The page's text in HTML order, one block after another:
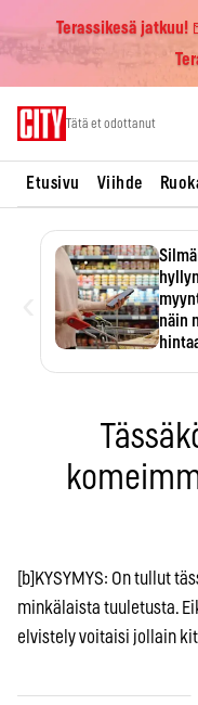
Terassikesä jatkuu!
Tätä et odottanut
Etusivu Viihde
näin
[b]KYSYMYS: On tullut
minkälaista tuuletusta.
elvistely voitaisi jollain